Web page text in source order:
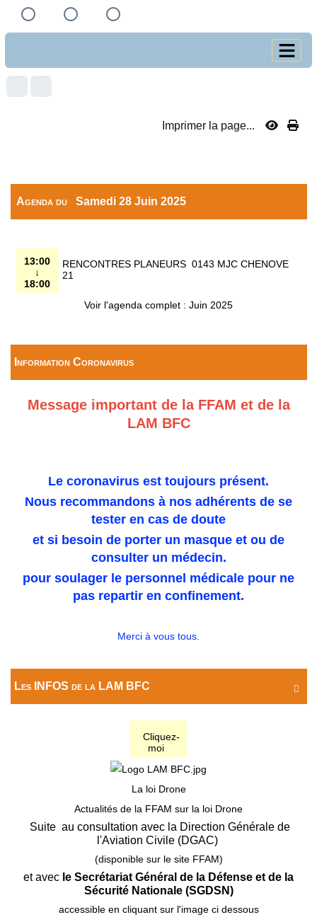
Imprimer la page...
Agenda du Samedi 28 Juin 2025
13:00
↓
18:00
RENCONTRES PLANEURS 0143 MJC CHENOVE
21
Voir l'agenda complet : Juin 2025
Information Coronavirus
Message important de la FFAM et de la
LAM BFC
Le coronavirus est toujours présent.
Nous recommandons à nos adhérents de se
tester en cas de doute
et si besoin de porter un masque et ou de
consulter un médecin.
pour soulager le personnel médicale pour ne
pas repartir en confinement.
Merci à vous tous.

Les INFOS de la LAM BFC
Cliquez-
moi
La loi Drone
Actualités de la FFAM sur la loi Drone
Suite au consultation avec la Direction Générale de
l'Aviation Civile (DGAC)
(disponible sur le site FFAM)
et avec le Secrétariat Général de la Défense et de la
Sécurité Nationale (SGDSN)
accessible en cliquant sur l'image ci dessous